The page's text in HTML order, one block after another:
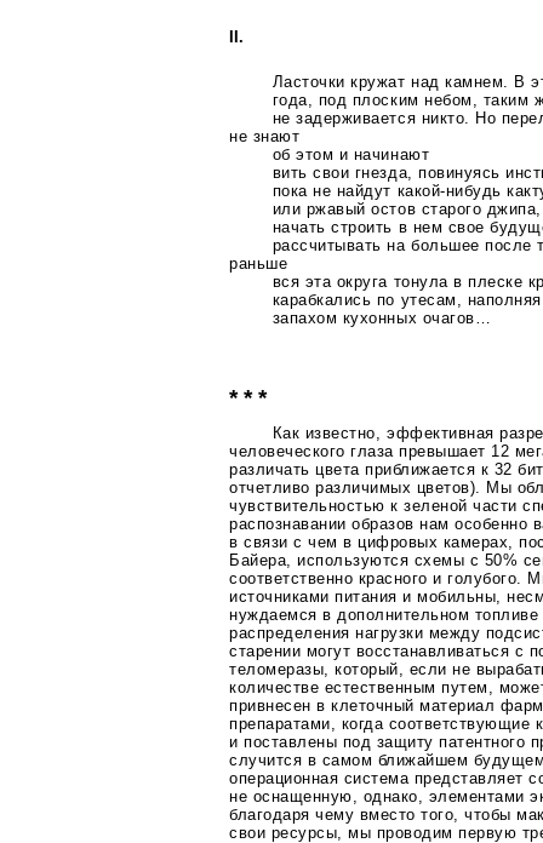
II.
Ласточки кружат над камнем. В
года, под плоским небом, таким
не задерживается никто. Но
не знают
об этом и начинают
вить свои гнезда, повинуясь
пока не найдут какой-нибудь
или ржавый остов старого
начать строить в нем свое
рассчитывать на большее после
раньше
вся эта округа тонула в плеске
карабкались по утесам,
запахом кухонных очагов…
* * *
Как известно, эффективная
человеческого глаза превышает 12
различать цвета приближается к 32
отчетливо различимых цветов). Мы
чувствительностью к зеленой части
распознавании образов нам особенно
в связи с чем в цифровых камерах,
Байера, используются схемы с 50%
соответственно красного и
источниками питания и мобильны,
нуждаемся в дополнительном
распределения нагрузки между
старении могут восстанавливаться с
теломеразы, который, если не
количестве естественным путем,
привнесен в клеточный материал
препаратами, когда
и поставлены под защиту патентного
случится в самом ближайшем
операционная система представляет
не оснащенную, однако, элементами
благодаря чему вместо того, чтобы
свои ресурсы, мы проводим первую